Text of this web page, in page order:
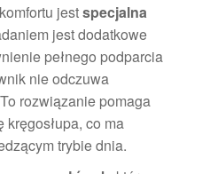
jestspecjalna
jest dodatkowe
pełnego podparcia
nie odczuwa
rozwiązanie pomaga
co ma
trybie dnia.